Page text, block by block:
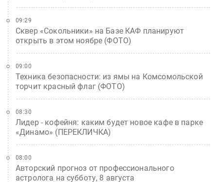
Сквер «Сокольники» на Базе КАФ планируют
открыть в этом ноябре (ФОТО)
09:29
Техника безопасности: из ямы на Комсомольской
торчит красный флаг (ФОТО)
09:00
Лидер - кофейня: каким будет новое кафе в парке
«Динамо» (ПЕРЕКЛИЧКА)
08:30
Авторский прогноз от профессионального
астролога на субботу, 8 августа
08:00